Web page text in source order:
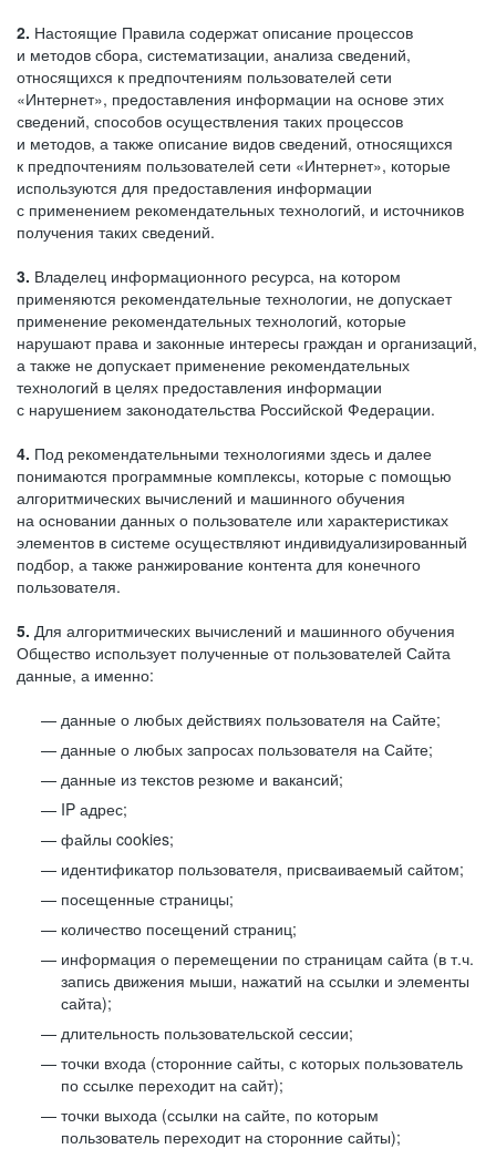
2. Настоящие Правила содержат описание процессов
и методов сбора, систематизации, анализа сведений,
относящихся к предпочтениям пользователей сети
«Интернет», предоставления информации на основе этих
сведений, способов осуществления таких процессов
и методов, а также описание видов сведений, относящихся
к предпочтениям пользователей сети «Интернет», которые
используются для предоставления информации
с применением рекомендательных технологий, и источников
получения таких сведений.
3. Владелец информационного ресурса, на котором
применяются рекомендательные технологии, не допускает
применение рекомендательных технологий, которые
нарушают права и законные интересы граждан и организаций,
а также не допускает применение рекомендательных
технологий в целях предоставления информации
с нарушением законодательства Российской Федерации.
4. Под рекомендательными технологиями здесь и далее
понимаются программные комплексы, которые с помощью
алгоритмических вычислений и машинного обучения
на основании данных о пользователе или характеристиках
элементов в системе осуществляют индивидуализированный
подбор, а также ранжирование контента для конечного
пользователя.
5. Для алгоритмических вычислений и машинного обучения
Общество использует полученные от пользователей Сайта
данные, а именно:
данные о любых действиях пользователя на Сайте;
данные о любых запросах пользователя на Сайте;
данные из текстов резюме и вакансий;
IP адрес;
файлы cookies;
идентификатор пользователя, присваиваемый сайтом;
посещенные страницы;
количество посещений страниц;
информация о перемещении по страницам сайта (в т.ч.
запись движения мыши, нажатий на ссылки и элементы
сайта);
длительность пользовательской сессии;
точки входа (сторонние сайты, с которых пользователь
по ссылке переходит на сайт);
точки выхода (ссылки на сайте, по которым
пользователь переходит на сторонние сайты);